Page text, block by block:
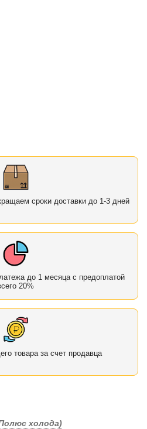
сроки доставки до 1-3 дней
до 1 месяца с предоплатой
20%
товара за счет продавца
холода)